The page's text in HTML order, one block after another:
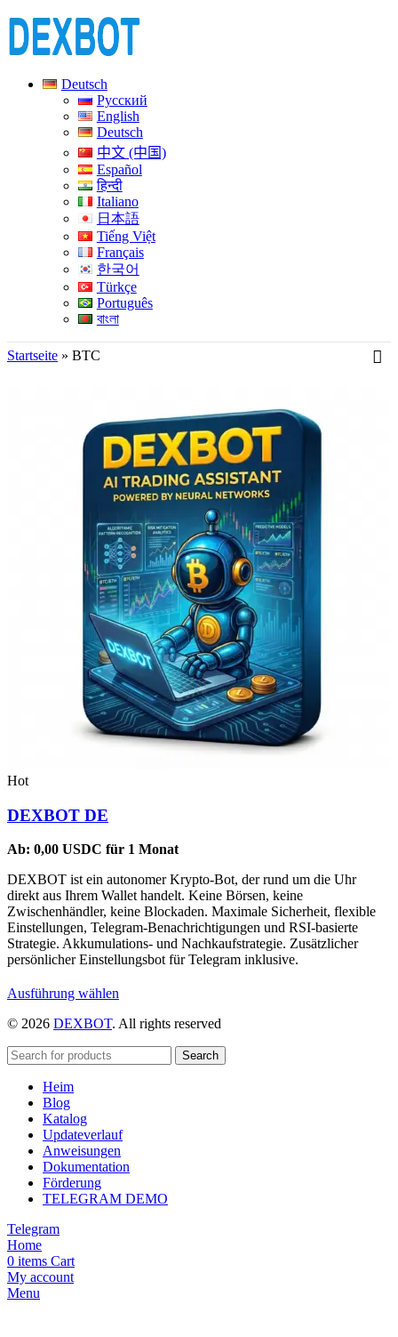
Deutsch
Русский
English
Deutsch
中文 (中国)
Español
हिन्दी
Italiano
日本語
Tiếng Việt
Français
한국어
Türkçe
Português
বাংলা
Startseite » BTC
Hot
DEXBOT DE
Ab: 0,00 USDC für 1 Monat
DEXBOT ist ein autonomer Krypto-Bot, der rund um die Uhr
direkt aus Ihrem Wallet handelt. Keine Börsen, keine
Zwischenhändler, keine Blockaden. Maximale Sicherheit, flexible
Einstellungen, Telegram-Benachrichtigungen und RSI-basierte
Strategie. Akkumulations- und Nachkaufstrategie. Zusätzlicher
persönlicher Einstellungsbot für Telegram inklusive.
Ausführung wählen
weist
auf
der
Produktseite
werden
© 2026 DEXBOT. All rights reserved
Search
Heim
Blog
Katalog
Updateverlauf
Anweisungen
Dokumentation
Förderung
TELEGRAM DEMO
Telegram
Home
0 items Cart
My account
Menu